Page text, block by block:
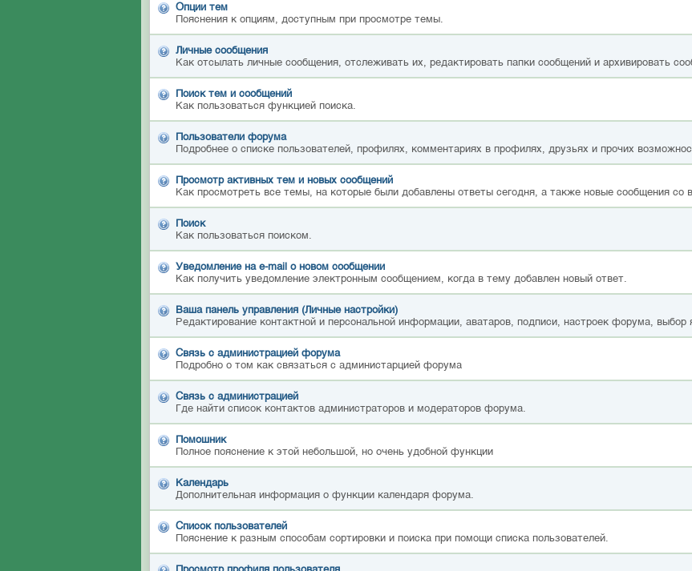
Опции тем
Пояснения к опциям, доступным при просмотре темы.
Личные сообщения
Как отсылать личные сообщения, отслеживать их, редактировать папки сообщений и архивировать
Поиск тем и сообщений
Как пользоваться функцией поиска.
Пользователи форума
Подробнее о списке пользователей, профилях, комментариях в профилях, друзьях и прочих
Просмотр активных тем и новых сообщений
Как просмотреть все темы, на которые были добавлены ответы сегодня, а также новые сообщения со
Поиск
Как пользоваться поиском.
Уведомление на е-mail о новом сообщении
Как получить уведомление электронным сообщением, когда в тему добавлен новый ответ.
Ваша панель управления (Личные настройки)
Редактирование контактной и персональной информации, аватаров, подписи, настроек форума, выбор
Связь с администрацией форума
Подробно о том как связаться с администарцией форума
Связь с администрацией
Где найти список контактов администраторов и модераторов форума.
Помошник
Полное пояснение к этой небольшой, но очень удобной функции
Календарь
Дополнительная информация о функции календаря форума.
Список пользователей
Пояснение к разным способам сортировки и поиска при помощи списка пользователей.